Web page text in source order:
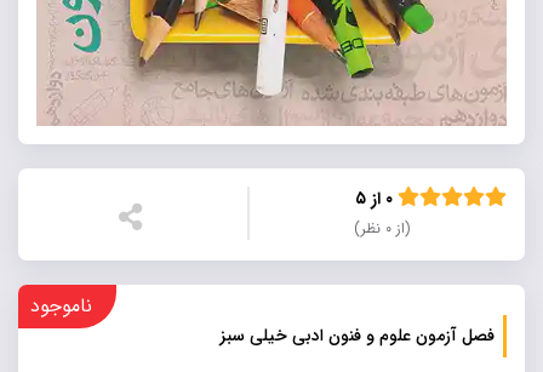
(از ۰ نظر)
فصل آزمون علوم و فنون ادبی خیلی سبز
ناموجود